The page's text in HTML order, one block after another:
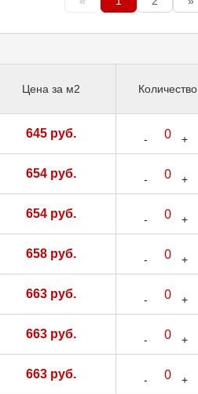
Цена за м2 Количество
645 руб.
654 руб.
654 руб.
658 руб.
663 руб.
663 руб.
663 руб.